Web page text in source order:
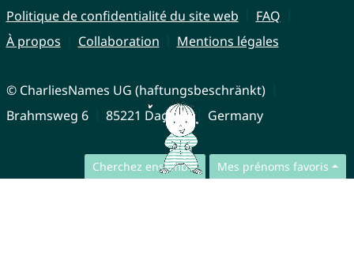
Cherchez ensemble Mes prénoms favoris
Politique de confidentialité du site web
FAQ
À propos
Collaboration Mentions légales
© CharliesNames UG (haftungsbeschränkt)
Brahmsweg 6
85221 Dachau Germany